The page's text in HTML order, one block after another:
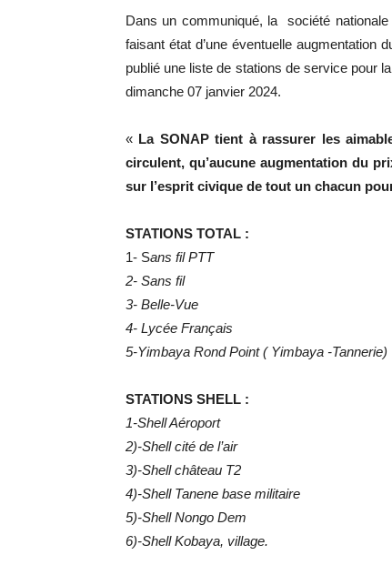
Dans un communiqué, la société
faisant état d’une éventuelle
publié une liste de stations de service pour
dimanche 07 janvier 2024.
« La SONAP tient à rassurer les
circulent, qu’aucune augmentation du
sur l’esprit civique de tout un chacun
STATIONS TOTAL :
1- Sans fil PTT
2- Sans fil
3- Belle-Vue
4- Lycée Français
5-Yimbaya Rond Point ( Yimbaya -Tannerie)
STATIONS SHELL :
1-Shell Aéroport
2)-Shell cité de l’air
3)-Shell château T2
4)-Shell Tanene base militaire
5)-Shell Nongo Dem
6)-Shell Kobaya, village.